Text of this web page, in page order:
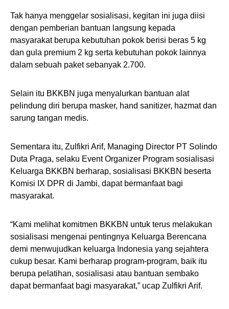
Tak hanya menggelar sosialisasi, kegitan ini juga diisi
dengan pemberian bantuan langsung kepada
masyarakat berupa kebutuhan pokok berisi beras 5 kg
dan gula premium 2 kg serta kebutuhan pokok lainnya
dalam sebuah paket sebanyak 2.700.
Selain itu BKKBN juga menyalurkan bantuan alat
pelindung diri berupa masker, hand sanitizer, hazmat dan
sarung tangan medis.
Sementara itu, Zulfikri Arif, Managing Director PT Solindo
Duta Praga, selaku Event Organizer Program sosialisasi
Keluarga BKKBN berharap, sosialisasi BKKBN beserta
Komisi IX DPR di Jambi, dapat bermanfaat bagi
masyarakat.
“Kami melihat komitmen BKKBN untuk terus melakukan
sosialisasi mengenai pentingnya Keluarga Berencana
demi menwujudkan keluarga Indonesia yang sejahtera
cukup besar. Kami berharap program-program, baik itu
berupa pelatihan, sosialisasi atau bantuan sembako
dapat bermanfaat bagi masyarakat,” ucap Zulfikri Arif.